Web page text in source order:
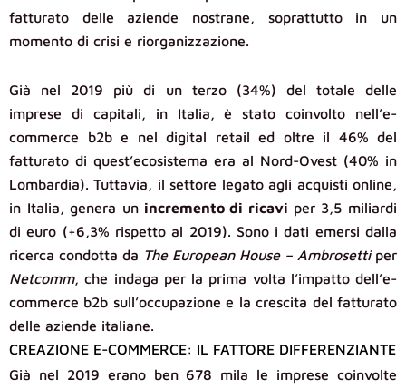
fatturato delle aziende nostrane, soprattutto in un
momento di crisi e riorganizzazione.
Già nel 2019 più di un terzo (34%) del totale delle
imprese di capitali, in Italia, è stato coinvolto nell’e-
commerce b2b e nel digital retail ed oltre il 46% del
fatturato di quest’ecosistema era al Nord-Ovest (40% in
Lombardia). Tuttavia, il settore legato agli acquisti online,
in Italia, genera un incremento di ricavi per 3,5 miliardi
di euro (+6,3% rispetto al 2019). Sono i dati emersi dalla
ricerca condotta da The European House – Ambrosettiper
Netcomm, che indaga per la prima volta l’impatto dell’e-
commerce b2b sull’occupazione e la crescita del fatturato
delle aziende italiane.
CREAZIONE E-COMMERCE: IL FATTORE DIFFERENZIANTE
Già nel 2019 erano ben 678 mila le imprese coinvolte